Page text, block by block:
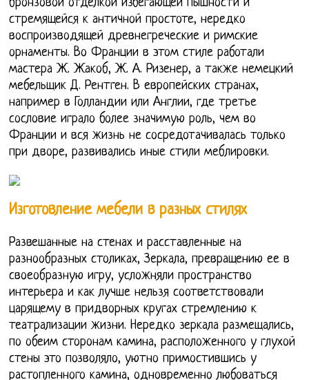
стремящейся к античной простоте, нередко
воспроизводящей древнегреческие и римские
орнаменты. Во Франции в этом стиле работали
мастера Ж. Жакоб, Ж. А. Ризенер, а также немецкий
мебельщик Д. Рентген. В европейских странах,
например в Голландии или Англии, где третье
сословие играло более значимую роль, чем во
Франции и вся жизнь не сосредотачивалась только
при дворе, развивались иные стили меблировки.
Изготовление мебели в разных стилях
Развешанные на стенах и расставленные на
разнообразных столиках, Зеркала, превращению ее в
своеобразную игру, усложняли пространство
интерьера и как лучше нельзя соответствовали
царящему в придворных кругах стремлению к
театрализации жизни. Нередко зеркала размещались,
по обеим сторонам камина, расположенного у глухой
стены это позволяло, уютно примостившись у
растопленного камина, одновременно любоваться